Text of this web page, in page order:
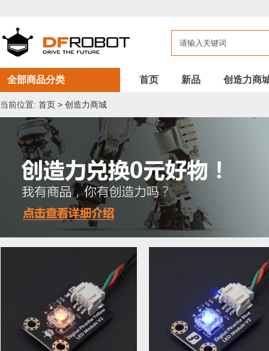
全部商品分类 首页 新品 创造力商
当前位置: 首页 > 创造力商城